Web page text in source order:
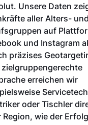
Unsere Daten
aller Alters- und
auf
und Instagram
präzises
zielgruppengerechte
erreichen wir
oder Tischler
Region, wie der